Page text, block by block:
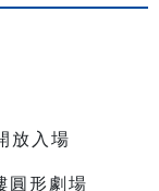
放入場
圓形劇場